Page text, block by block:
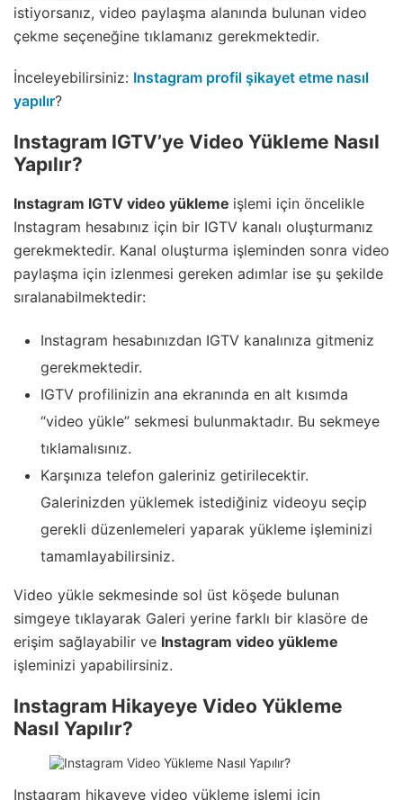
istiyorsanız, video paylaşma alanında bulunan video
çekme seçeneğine tıklamanız gerekmektedir.
İnceleyebilirsiniz: Instagram profil şikayet etme nasıl
yapılır?
Instagram IGTV’ye Video Yükleme Nasıl
Yapılır?
Instagram IGTV video yükleme işlemi için öncelikle
Instagram hesabınız için bir IGTV kanalı oluşturmanız
gerekmektedir. Kanal oluşturma işleminden sonra video
paylaşma için izlenmesi gereken adımlar ise şu şekilde
sıralanabilmektedir:
Instagram hesabınızdan IGTV kanalınıza gitmeniz
gerekmektedir.
IGTV profilinizin ana ekranında en alt kısımda
“video yükle” sekmesi bulunmaktadır. Bu sekmeye
tıklamalısınız.
Karşınıza telefon galeriniz getirilecektir.
Galerinizden yüklemek istediğiniz videoyu seçip
gerekli düzenlemeleri yaparak yükleme işleminizi
tamamlayabilirsiniz.
Video yükle sekmesinde sol üst köşede bulunan
simgeye tıklayarak Galeri yerine farklı bir klasöre de
erişim sağlayabilir ve Instagram video yükleme
işleminizi yapabilirsiniz.
Instagram Hikayeye Video Yükleme
Nasıl Yapılır?
Instagram hikayeye video yükleme işlemi için